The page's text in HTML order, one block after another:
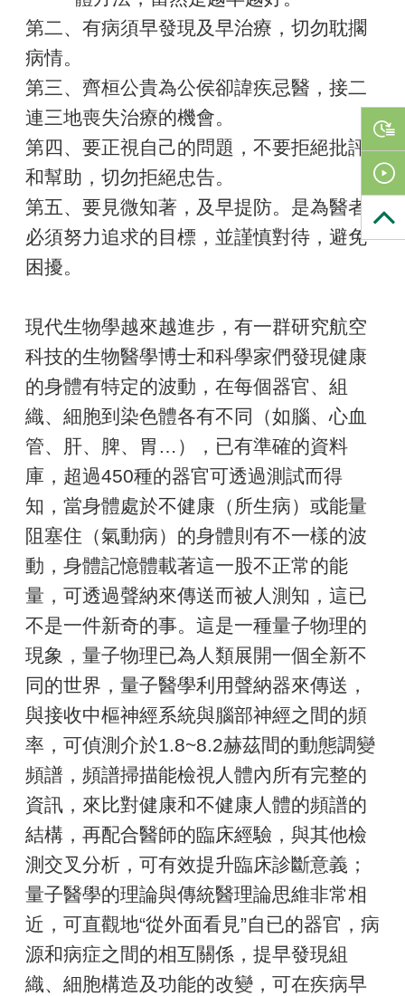
第二、有病須早發現及早治療，切勿耽擱
病情。
第三、齊桓公貴為公侯卻諱疾忌醫，接二
連三地喪失治療的機會。
第四、要正視自己的問題，不要拒絕批評
和幫助，切勿拒絕忠告。
第五、要見微知著，及早提防。是為醫者
必須努力追求的目標，並謹慎對待，避免
困擾。
現代生物學越來越進步，有一群研究航空
科技的生物醫學博士和科學家們發現健康
的身體有特定的波動，在每個器官、組
織、細胞到染色體各有不同（如腦、心血
管、肝、脾、胃…），已有準確的資料
庫，超過450種的器官可透過測試而得
知，當身體處於不健康（所生病）或能量
阻塞住（氣動病）的身體則有不一樣的波
動，身體記憶體載著這一股不正常的能
量，可透過聲納來傳送而被人測知，這已
不是一件新奇的事。這是一種量子物理的
現象，量子物理已為人類展開一個全新不
同的世界，量子醫學利用聲納器來傳送，
與接收中樞神經系統與腦部神經之間的頻
率，可偵測介於1.8~8.2赫茲間的動態調變
頻譜，頻譜掃描能檢視人體內所有完整的
資訊，來比對健康和不健康人體的頻譜的
結構，再配合醫師的臨床經驗，與其他檢
測交叉分析，可有效提升臨床診斷意義；
量子醫學的理論與傳統醫理論思維非常相
近，可直觀地“從外面看見”自已的器官，病
源和病症之間的相互關係，提早發現組
織、細胞構造及功能的改變，可在疾病早